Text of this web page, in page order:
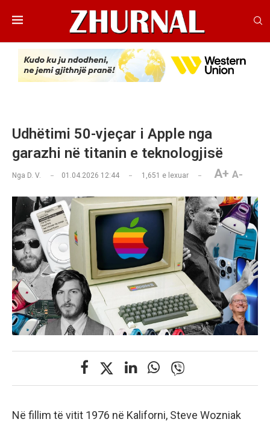
Udhëtimi 50-vjeçar i Apple nga
garazhi në titanin e teknologjisë
Nga D. V. 01.04.2026 12:44 1,651 e lexuar A+ A-
Në fillim të vitit 1976 në Kaliforni, Steve Wozniak